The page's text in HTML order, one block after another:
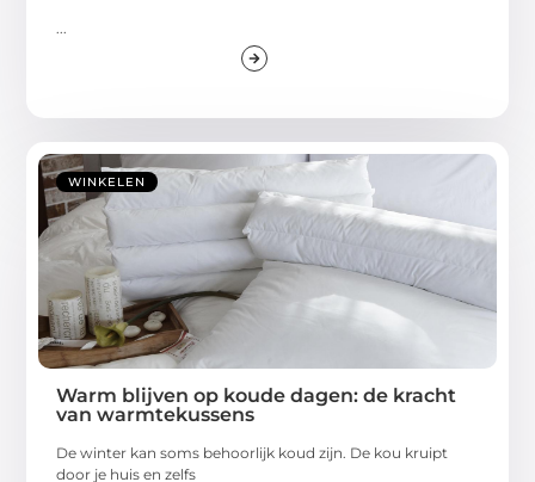
WINKELEN
Warm blijven op koude dagen: de kracht
van warmtekussens
De winter kan soms behoorlijk koud zijn. De kou kruipt
door je huis en zelfs